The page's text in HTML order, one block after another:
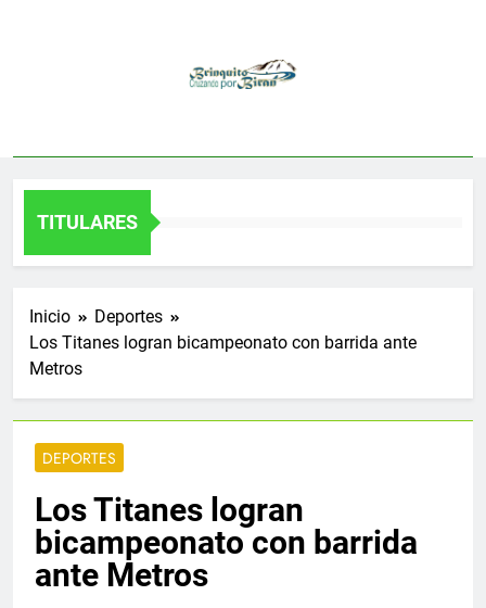
TITULARES
Inicio
Deportes
Los Titanes logran bicampeonato con barrida ante
Metros
DEPORTES
Los Titanes logran
bicampeonato con barrida
ante Metros